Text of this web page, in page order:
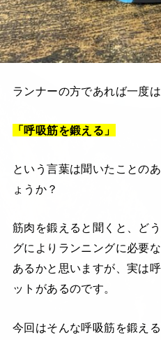
ランナーの方であれば一度は
「呼吸筋を鍛える」
という言葉は聞いたことの
ょうか？
筋肉を鍛えると聞くと、ど
グによりランニングに必要
あるかと思いますが、実は
ットがあるのです。
今回はそんな呼吸筋を鍛え